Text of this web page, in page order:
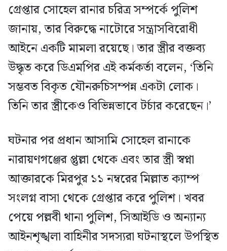
গ্রেপ্তার সোহেল রানার চরিত্র সম্পর্কে পুলিশ
জানায়, তার বিরুদ্ধে নাটোরে সন্ত্রাসবিরোধী
আইনে একটি মামলা রয়েছে। তার স্ত্রীর বক্তব্য
উদ্ধৃত করে ডিএমপির এই কর্মকর্তা বলেন, ‘তিনি
সম্ভবত বিকৃত যৌনরুচিসম্পন্ন একটা লোক।
তিনি তার স্ত্রীকেও বিভিন্নভাবে টর্চার করেছেন।’
ঘটনার পর প্রধান আসামি সোহেল রানাকে
নারায়ণগঞ্জের প্তুল্লা থেকে এবং তার স্ত্রী স্বপ্না
আক্তারকে মিরপুর ১১ নম্বরের মিল্লাত ক্যাম্প
সংলগ্ন বাসা থেকে গ্রেপ্তার করে পুলিশ। খবর
পেয়ে পল্লবী থানা পুলিশ, সিআইডি ও অন্যান্য
আইনশৃঙ্খলা বাহিনীর সদস্যরা ঘটনাস্থলে উপস্থিত